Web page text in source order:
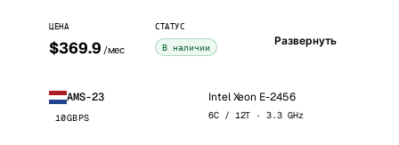
ЦЕНА
$369.9 /мес
СТАТУС
В наличии Развернуть
AMS-23
10GBPS
Intel Xeon E-2456
6C / 12T · 3.3 GHz